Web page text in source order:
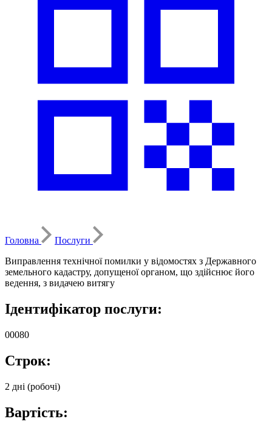
Головна
Послуги
Виправлення технічної помилки у відомостях з Державного
земельного кадастру, допущеної органом, що здійснює його
ведення, з видачею витягу
Ідентифікатор послуги:
00080
Строк:
2 дні (робочі)
Вартість: